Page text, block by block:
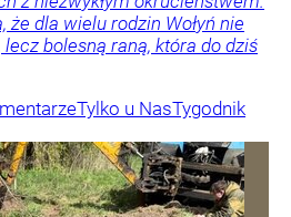
dla wielu rodzin Wołyń nie
bolesną raną, która do dziś
Tylko u NasTygodnik